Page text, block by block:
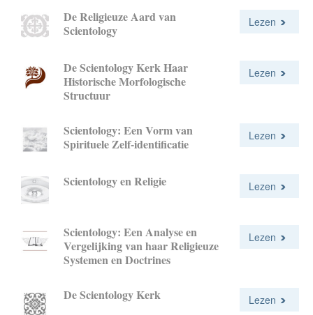
De Religieuze Aard van
Scientology
Lezen
De Scientology Kerk Haar
Historische Morfologische
Structuur
Lezen
Scientology: Een Vorm van
Spirituele Zelf-identificatie
Lezen
Scientology en Religie Lezen
Scientology: Een Analyse en
Vergelijking van haar Religieuze
Systemen en Doctrines
Lezen
De Scientology Kerk Lezen